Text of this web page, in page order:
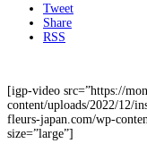
Tweet
Share
RSS
[igp-video src=”https://
content/uploads/2022/12/
fleurs-japan.com/wp-
size=”large”]